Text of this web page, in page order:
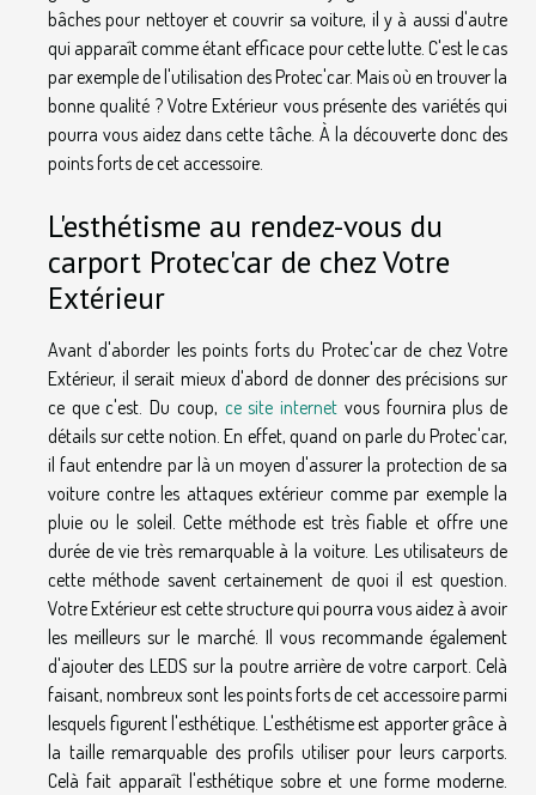
bâches pour nettoyer et couvrir sa voiture, il y à aussi d'autre
qui apparaît comme étant efficace pour cette lutte. C'est le cas
par exemple de l'utilisation des Protec'car. Mais où en trouver la
bonne qualité ? Votre Extérieur vous présente des variétés qui
pourra vous aidez dans cette tâche. À la découverte donc des
points forts de cet accessoire.
L'esthétisme au rendez-vous du
carport Protec'car de chez Votre
Extérieur
Avant d'aborder les points forts du Protec'car de chez Votre
Extérieur, il serait mieux d'abord de donner des précisions sur
ce que c'est. Du coup, ce site internet vous fournira plus de
détails sur cette notion. En effet, quand on parle du Protec'car,
il faut entendre par là un moyen d'assurer la protection de sa
voiture contre les attaques extérieur comme par exemple la
pluie ou le soleil. Cette méthode est très fiable et offre une
durée de vie très remarquable à la voiture. Les utilisateurs de
cette méthode savent certainement de quoi il est question.
Votre Extérieur est cette structure qui pourra vous aidez à avoir
les meilleurs sur le marché. Il vous recommande également
d'ajouter des LEDS sur la poutre arrière de votre carport. Celà
faisant, nombreux sont les points forts de cet accessoire parmi
lesquels figurent l'esthétique. L'esthétisme est apporter grâce à
la taille remarquable des profils utiliser pour leurs carports.
Celà fait apparaît l'esthétique sobre et une forme moderne.